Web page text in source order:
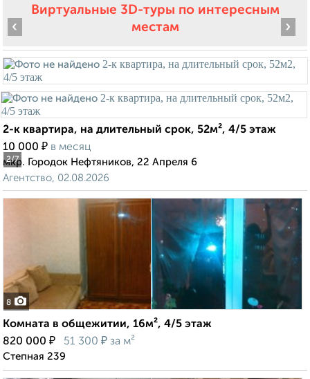
Виртуальные 3D-туры по интересным
местам
2/7
‹ ›
2-к квартира, на длительный срок, 52м², 4/5 этаж
10 000 ₽ в месяц
мкр. Городок Нефтяников, 22 Апреля 6
Агентство, 02.08.2026
8
Комната в общежитии, 16м², 4/5 этаж
820 000 ₽ 51 300 ₽ за м²
Степная 239